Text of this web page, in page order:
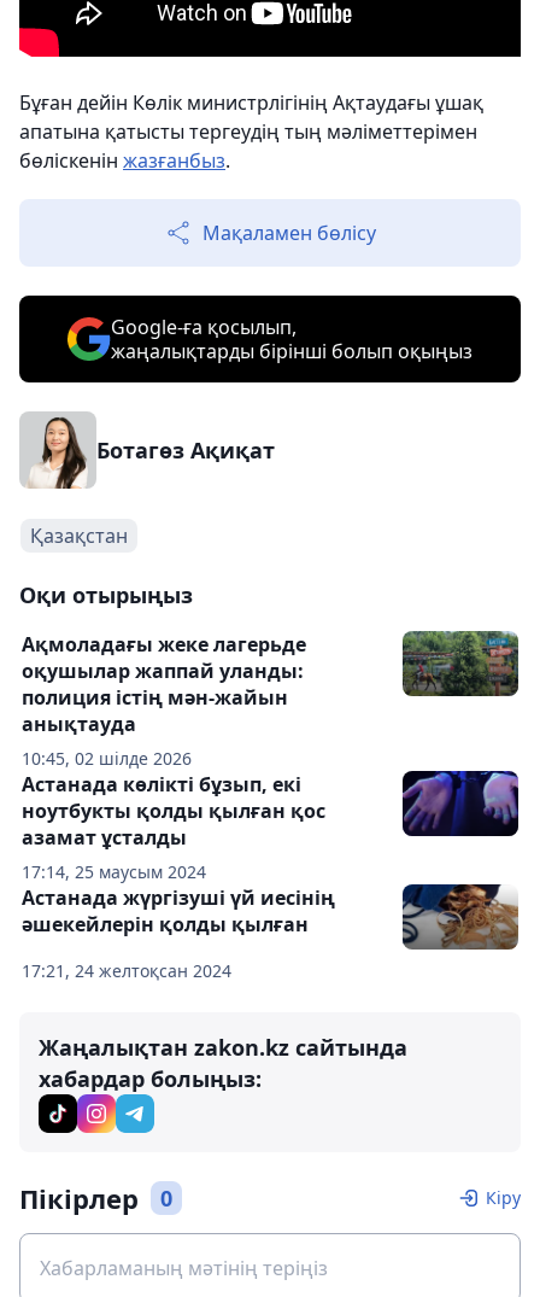
Бұған дейін Көлік министрлігінің Ақтаудағы ұшақ
апатына қатысты тергеудің тың мәліметтерімен
бөліскенін жазғанбыз.
Мақаламен бөлісу
Google-ға қосылып,
жаңалықтарды бірінші болып оқыңыз
Ботагөз Ақиқат
Қазақстан
Оқи отырыңыз
10:45, 02 шілде 2026
Ақмоладағы жеке лагерьде
оқушылар жаппай уланды:
полиция істің мән-жайын
анықтауда
17:14, 25 маусым 2024
Астанада көлікті бұзып, екі
ноутбукты қолды қылған қос
азамат ұсталды
17:21, 24 желтоқсан 2024
Астанада жүргізуші үй иесінің
әшекейлерін қолды қылған
Жаңалықтан zakon.kz сайтында
хабардар болыңыз:
Пікірлер 0 Кіру